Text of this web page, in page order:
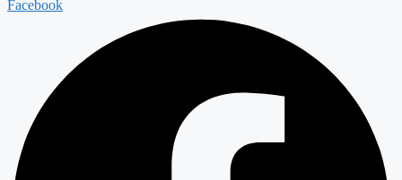
Facebook